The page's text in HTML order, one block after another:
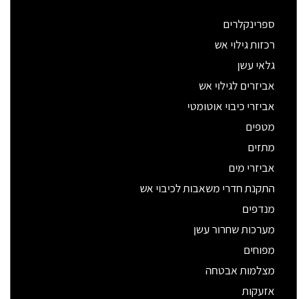
ספרינקלרים
רכזות גילוי אש
גלאי עשן
אביזרים לגילוי אש
אביזרי כיבוי אוטומטי
מטפים
מתזים
אביזרי מים
התקנת חדרי משאבות לכיבוי אש
מנדפים
מערכות שחרור עשן
מפוחים
מצלמות אבטחה
אזעקות